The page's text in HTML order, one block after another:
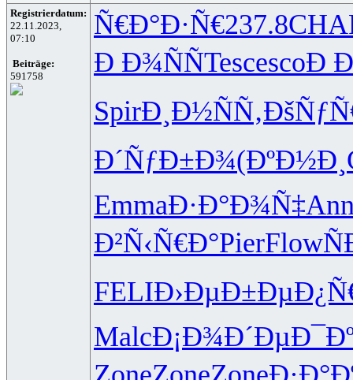
Registrierdatum:
22.11.2023,
07:10
Beiträge:
591758
Ñ€Ð°Ð·Ñ€237.8
Ð Ð¾ÑÑTescescoÐ
SpirÐ¸Ð½ÑÑ‚
Ð´ÑƒÐ±Ð¾(ÐºÐ½Ð¸
EmmaÐ·Ð°Ð¾Ñ‡
Ð²Ñ‹Ñ€Ð°PierFlow
FELIÐ›ÐµÐ±Ðµ
MalcÐ¡Ð¾Ð´Ðµ